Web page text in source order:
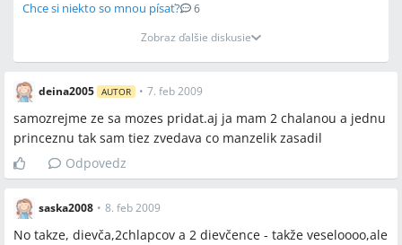
Chce si niekto so mnou písať?
6
Zobraz ďalšie diskusie
deina2005 AUTOR • 7. feb 2009
samozrejme ze sa mozes pridat.aj ja mam 2 chalanou a jednu
princeznu tak sam tiez zvedava co manzelik zasadil
Odpovedz
saska2008 • 8. feb 2009
No takze, dievča,2chlapcov a 2 dievčence - takže veseloooo,ale